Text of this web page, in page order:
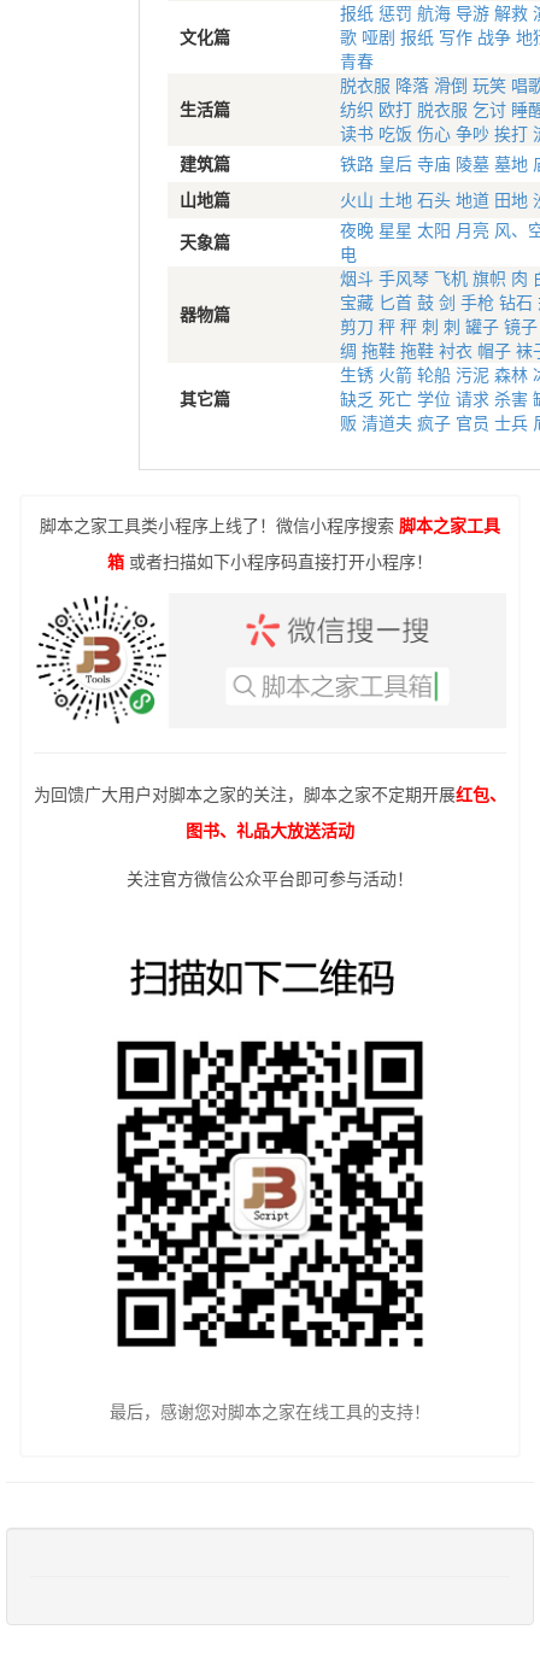
文化篇
报纸 惩罚 航海 导游 解救
歌 哑剧 报纸 写作 战争 地
青春
生活篇
脱衣服 降落 滑倒 玩笑 唱
纺织 欧打 脱衣服 乞讨 睡
读书 吃饭 伤心 争吵 挨打
建筑篇
铁路 皇后 寺庙 陵墓 墓地
山地篇
火山 土地 石头 地道 田地
天象篇
夜晚 星星 太阳 月亮 风、
电
器物篇
烟斗 手风琴 飞机 旗帜 肉
宝藏 匕首 鼓 剑 手枪 钻石
剪刀 秤 秤 刺 刺 罐子 镜子
绸 拖鞋 拖鞋 衬衣 帽子 袜
其它篇
生锈 火箭 轮船 污泥 森林
缺乏 死亡 学位 请求 杀害
贩 清道夫 疯子 官员 士兵
脚本之家工具类小程序上线了！微信小程序搜索 脚本之家工具
箱 或者扫描如下小程序码直接打开小程序！
为回馈广大用户对脚本之家的关注，脚本之家不定期开展红包、
图书、礼品大放送活动
关注官方微信公众平台即可参与活动！
最后，感谢您对脚本之家在线工具的支持！